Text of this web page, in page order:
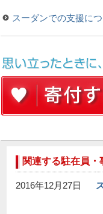
スーダンでの支援に
関連する駐在員
2016年12月27日